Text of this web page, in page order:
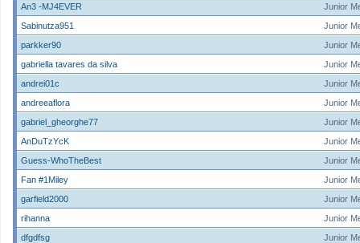
Junior
An3 -MJ4EVER
Junior
Sabinutza951
Junior
parkker90
Junior
gabriella tavares da silva
Junior
andrei01c
Junior
andreeaflora
Junior
gabriel_gheorghe77
Junior
AnDuTzYcK
Junior
Guess-WhoTheBest
Junior
Fan #1Miley
Junior
garfield2000
Junior
rihanna
Junior
dfgdfsg